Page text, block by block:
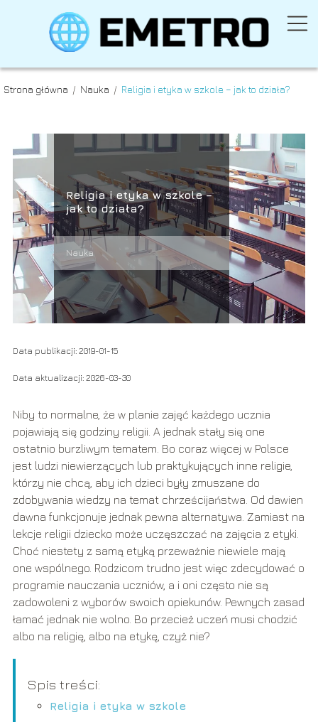
Strona główna / Nauka / Religia i etyka w szkole – jak to działa?
Religia i etyka w szkole –
jak to działa?
Nauka
Data publikacji: 2019-01-15
Data aktualizacji: 2026-03-30
Niby to normalne, że w planie zajęć każdego ucznia
pojawiają się godziny religii. A jednak stały się one
ostatnio burzliwym tematem. Bo coraz więcej w Polsce
jest ludzi niewierzących lub praktykujących inne religie,
którzy nie chcą, aby ich dzieci były zmuszane do
zdobywania wiedzy na temat chrześcijaństwa. Od dawien
dawna funkcjonuje jednak pewna alternatywa. Zamiast na
lekcje religii dziecko może uczęszczać na zajęcia z etyki.
Choć niestety z samą etyką przeważnie niewiele mają
one wspólnego. Rodzicom trudno jest więc zdecydować o
programie nauczania uczniów, a i oni często nie są
zadowoleni z wyborów swoich opiekunów. Pewnych zasad
łamać jednak nie wolno. Bo przecież uczeń musi chodzić
albo na religię, albo na etykę, czyż nie?
Spis treści:
Religia i etyka w szkole